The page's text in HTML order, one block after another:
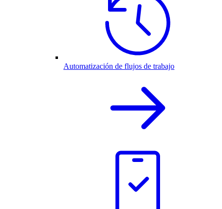
Automatización de flujos de trabajo